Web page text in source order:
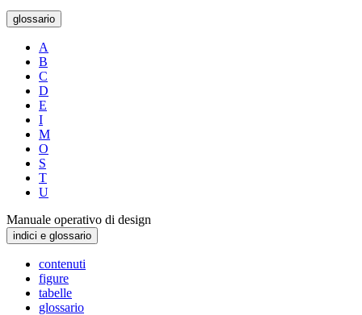
glossario
A
B
C
D
E
I
M
O
S
T
U
Manuale operativo di design
indici e glossario
contenuti
figure
tabelle
glossario